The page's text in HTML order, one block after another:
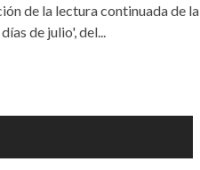
de la lectura continuada de la
de julio', del...